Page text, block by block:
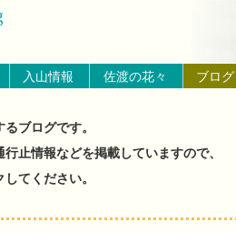
島の山と花の状
入山情報 佐渡の花々 ブログ
ブログです。
止情報などを掲載していますので、
てください。